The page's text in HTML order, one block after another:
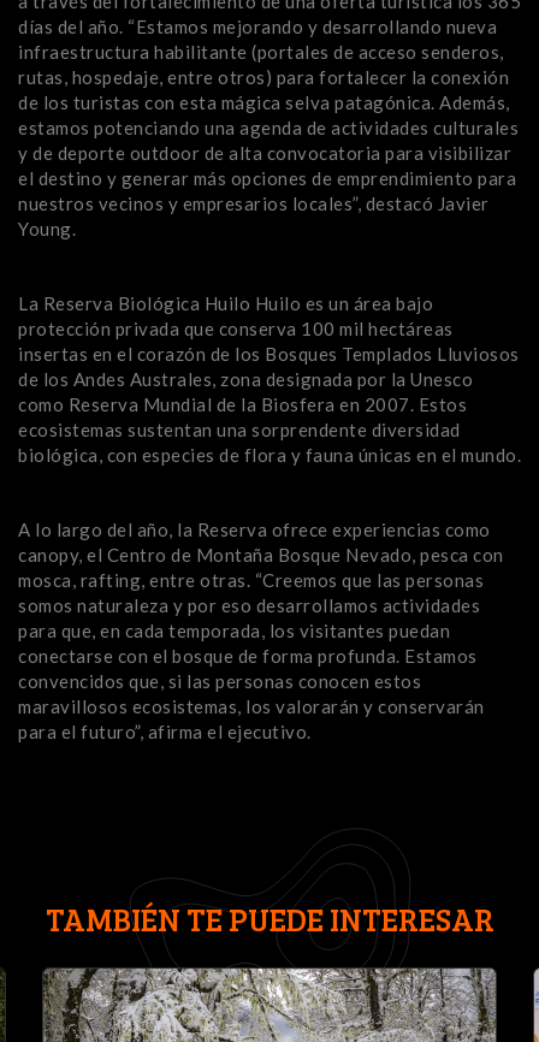
días del año. “Estamos mejorando y desarrollando nueva
infraestructura habilitante (portales de acceso senderos,
rutas, hospedaje, entre otros) para fortalecer la conexión
de los turistas con esta mágica selva patagónica. Además,
estamos potenciando una agenda de actividades culturales
y de deporte outdoor de alta convocatoria para visibilizar
el destino y generar más opciones de emprendimiento para
nuestros vecinos y empresarios locales”, destacó Javier
Young.
La Reserva Biológica Huilo Huilo es un área bajo
protección privada que conserva 100 mil hectáreas
insertas en el corazón de los Bosques Templados Lluviosos
de los Andes Australes, zona designada por la Unesco
como Reserva Mundial de la Biosfera en 2007. Estos
ecosistemas sustentan una sorprendente diversidad
biológica, con especies de flora y fauna únicas en el mundo.
A lo largo del año, la Reserva ofrece experiencias como
canopy, el Centro de Montaña Bosque Nevado, pesca con
mosca, rafting, entre otras. “Creemos que las personas
somos naturaleza y por eso desarrollamos actividades
para que, en cada temporada, los visitantes puedan
conectarse con el bosque de forma profunda. Estamos
convencidos que, si las personas conocen estos
maravillosos ecosistemas, los valorarán y conservarán
para el futuro”, afirma el ejecutivo.
TAMBIÉN TE PUEDE INTERESAR